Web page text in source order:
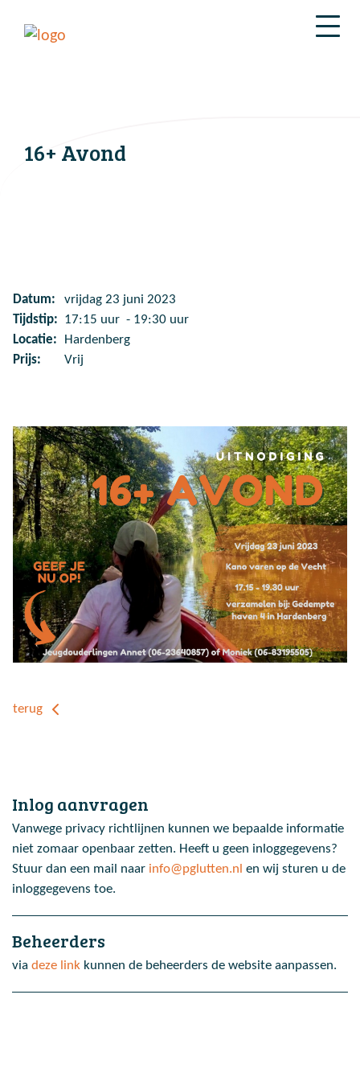
16+ Avond
Datum:
vrijdag 23 juni 2023
Tijdstip: 17:15 uur - 19:30 uur
Locatie:
Hardenberg
Prijs:
Vrij
terug
Inlog aanvragen
Vanwege privacy richtlijnen kunnen we bepaalde informatie
niet zomaar openbaar zetten. Heeft u geen inloggegevens?
Stuur dan een mail naar info@pglutten.nl en wij sturen u de
inloggegevens toe.
Beheerders
via deze link kunnen de beheerders de website aanpassen.